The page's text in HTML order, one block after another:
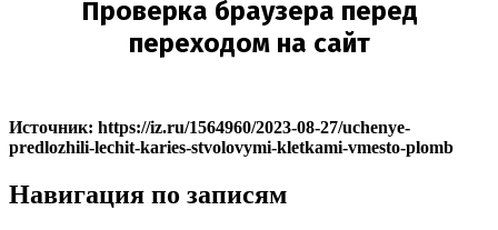
Источник: https://iz.ru/1564960/2023-08-27/uchenye-
predlozhili-lechit-karies-stvolovymi-kletkami-vmesto-plomb
Навигация по записям